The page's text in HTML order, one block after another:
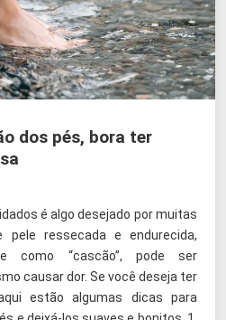
dos pés, bora ter
é algo desejado por muitas
pele ressecada e endurecida,
como “cascão”, pode ser
causar dor. Se você deseja ter
estão algumas dicas para